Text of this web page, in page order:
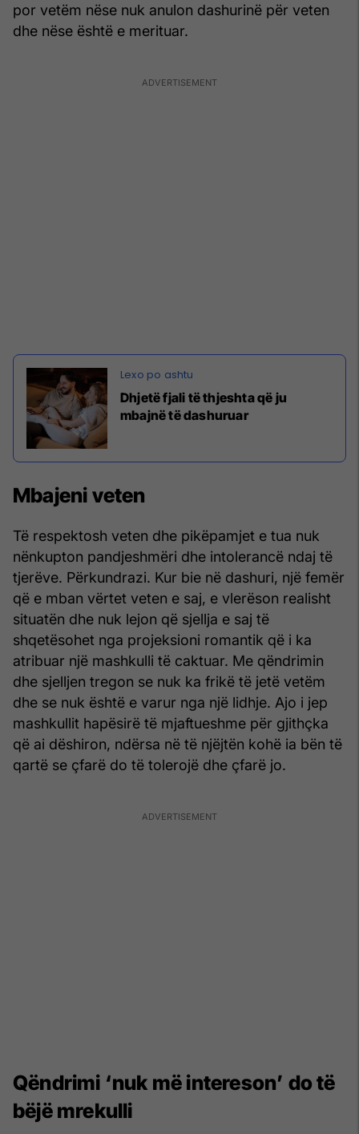
por vetëm nëse nuk anulon dashurinë për veten
dhe nëse është e merituar.
Dhjetë fjali të thjeshta që ju
mbajnë të dashuruar
Mbajeni veten
Të respektosh veten dhe pikëpamjet e tua nuk
nënkupton pandjeshmëri dhe intolerancë ndaj të
tjerëve. Përkundrazi. Kur bie në dashuri, një femër
që e mban vërtet veten e saj, e vlerëson realisht
situatën dhe nuk lejon që sjellja e saj të
shqetësohet nga projeksioni romantik që i ka
atribuar një mashkulli të caktuar. Me qëndrimin
dhe sjelljen tregon se nuk ka frikë të jetë vetëm
dhe se nuk është e varur nga një lidhje. Ajo i jep
mashkullit hapësirë të mjaftueshme për gjithçka
që ai dëshiron, ndërsa në të njëjtën kohë ia bën të
qartë se çfarë do të tolerojë dhe çfarë jo.
Qëndrimi ‘nuk më intereson’ do të
bëjë mrekulli